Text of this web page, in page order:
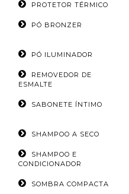
PROTETOR TÉRMICO
PÓ BRONZER
PÓ ILUMINADOR
REMOVEDOR DE
ESMALTE
SABONETE ÍNTIMO
SHAMPOO A SECO
SHAMPOO E
CONDICIONADOR
SOMBRA COMPACTA